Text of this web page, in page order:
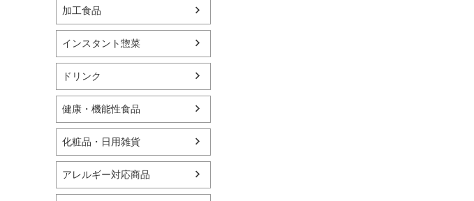
加工食品
インスタント惣菜
ドリンク
健康・機能性食品
化粧品・日用雑貨
アレルギー対応商品